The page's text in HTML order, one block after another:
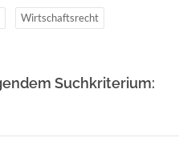
Wirtschaftsrecht
Suchkriterium: